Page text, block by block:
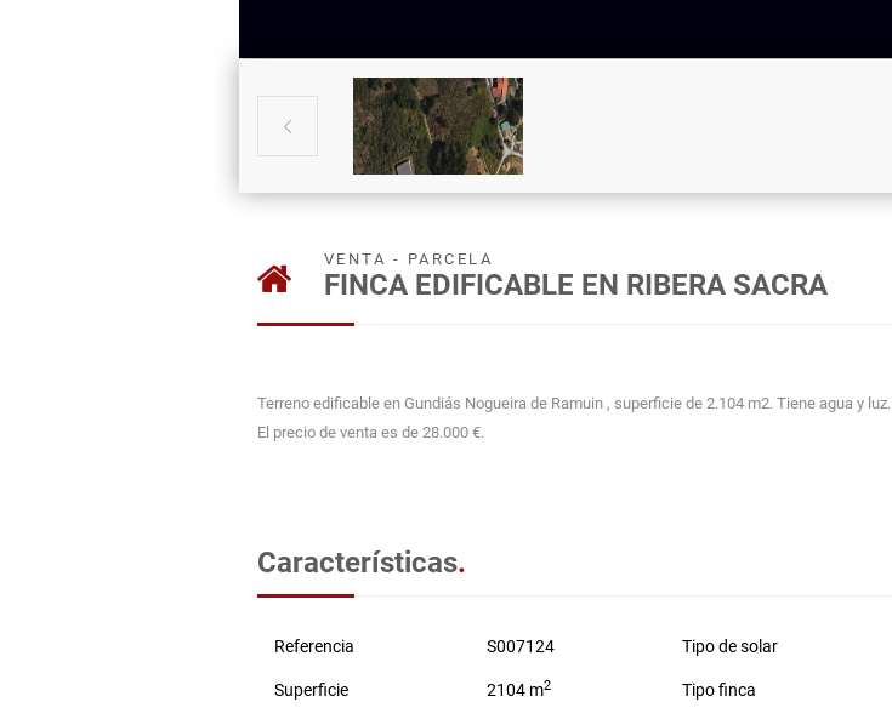

VENTA - PARCELA
FINCA EDIFICABLE EN RIBERA SACRA
Terreno edificable en Gundiás Nogueira de Ramuin , superficie de 2.104 m2. Tiene agua y luz.
El precio de venta es de 28.000 €.
Características.
Referencia S007124 Tipo de solar
Superficie 2104 m2 Tipo finca